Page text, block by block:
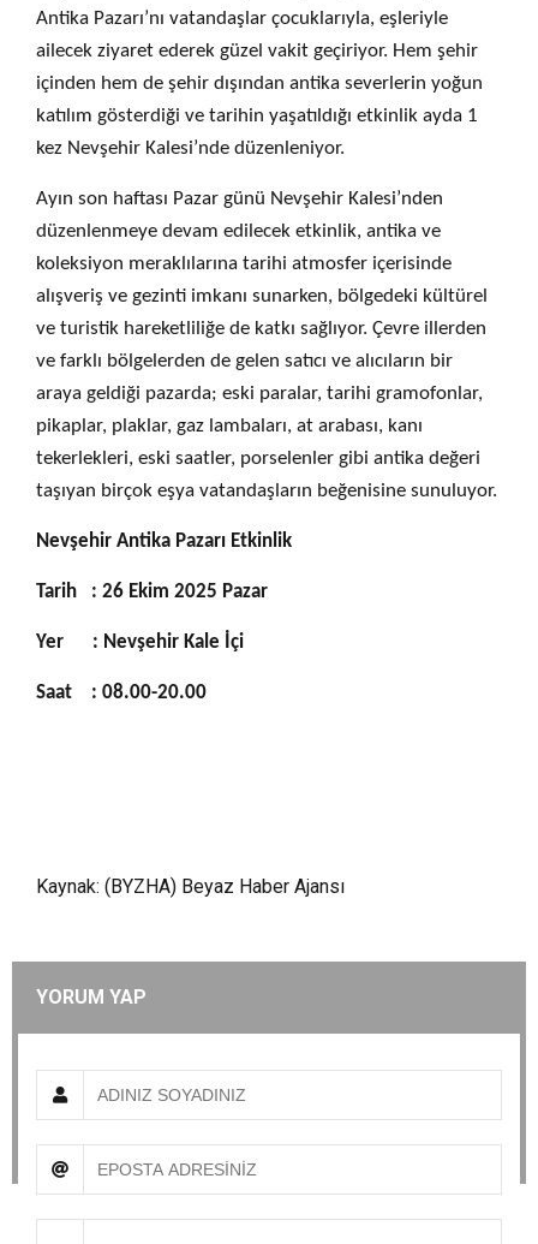
Antika Pazarı’nı vatandaşlar çocuklarıyla, eşleriyle
ailecek ziyaret ederek güzel vakit geçiriyor. Hem şehir
içinden hem de şehir dışından antika severlerin yoğun
katılım gösterdiği ve tarihin yaşatıldığı etkinlik ayda 1
kez Nevşehir Kalesi’nde düzenleniyor.
Ayın son haftası Pazar günü Nevşehir Kalesi’nden
düzenlenmeye devam edilecek etkinlik, antika ve
koleksiyon meraklılarına tarihi atmosfer içerisinde
alışveriş ve gezinti imkanı sunarken, bölgedeki kültürel
ve turistik hareketliliğe de katkı sağlıyor. Çevre illerden
ve farklı bölgelerden de gelen satıcı ve alıcıların bir
araya geldiği pazarda; eski paralar, tarihi gramofonlar,
pikaplar, plaklar, gaz lambaları, at arabası, kanı
tekerlekleri, eski saatler, porselenler gibi antika değeri
taşıyan birçok eşya vatandaşların beğenisine sunuluyor.
Nevşehir Antika Pazarı Etkinlik
Tarih : 26 Ekim 2025 Pazar
Yer : Nevşehir Kale İçi
Saat : 08.00-20.00
Kaynak: (BYZHA) Beyaz Haber Ajansı
YORUM YAP